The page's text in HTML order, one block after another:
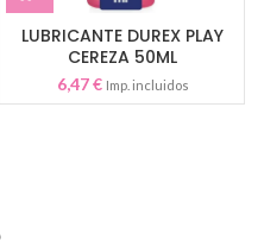
LUBRICANTE DUREX PLAY
CEREZA 50ML
6,47€ Imp. incluidos